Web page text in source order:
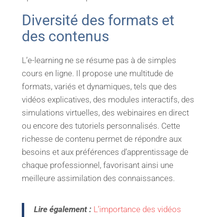
Diversité des formats et
des contenus
L’e-learning ne se résume pas à de simples
cours en ligne. Il propose une multitude de
formats, variés et dynamiques, tels que des
vidéos explicatives, des modules interactifs, des
simulations virtuelles, des webinaires en direct
ou encore des tutoriels personnalisés. Cette
richesse de contenu permet de répondre aux
besoins et aux préférences d’apprentissage de
chaque professionnel, favorisant ainsi une
meilleure assimilation des connaissances.
Lire également : L’importance des vidéos